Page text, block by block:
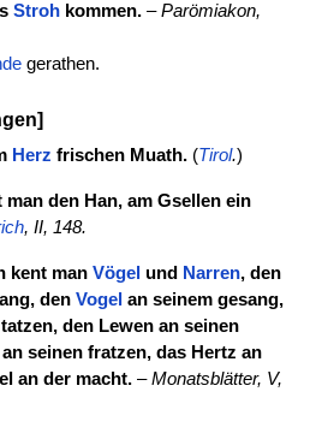
Strohkommen.–Parömiakon,
gerathen.
Herz frischen Muath.(Tirol.)
den Han, am Gsellen ein
, II, 148.
kent man Vögel und Narren, den
den Vogel an seinem gesang,
den Lewen an seinen
seinen fratzen, das Hertz an
an der macht.–Monatsblätter, V,